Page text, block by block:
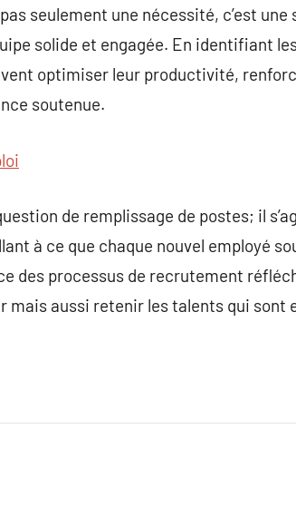
seulement une nécessité, c’est
solide et engagée. En identifiant
optimiser leur productivité,
soutenue.
de remplissage de postes; il
à ce que chaque nouvel employé
des processus de recrutement
aussi retenir les talents qui sont